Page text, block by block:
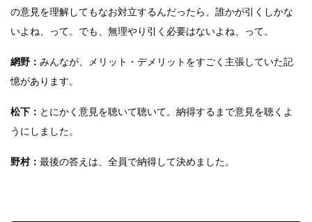
の意見を理解してもなお対立するんだったら、誰かが引くしかな
いよね、って。でも、無理やり引く必要はないよね、って。
網野： みんなが、メリット・デメリットをすごく主張していた記
憶があります。
松下： とにかく意見を聴いて聴いて。納得するまで意見を聴くよ
うにしました。
野村： 最後の答えは、全員で納得して決めました。